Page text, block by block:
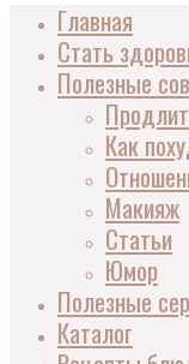
Главная
Стать
Полезные
Как
Макияж
Статьи
Юмор
Полезные
Каталог